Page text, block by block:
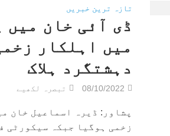
تازہ ترین خبریں
ڈی آئی خان میں
دہشتگرد ہلاک
08/10/2022 تبصرہ لکھیے
پشاور: ڈیرہ اسماعیل خان